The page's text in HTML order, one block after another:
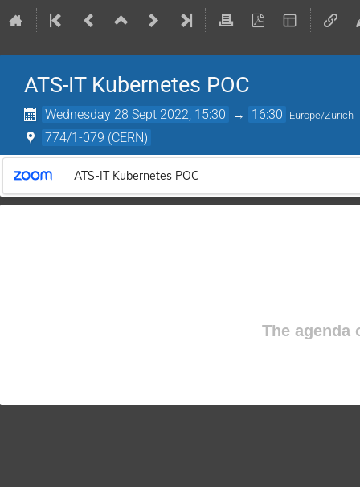
ATS-IT Kubernetes POC
Wednesday 28 Sept 2022, 15:30 → 16:30 Europe/Zurich
774/1-079 (CERN)
ATS-IT Kubernetes POC
The